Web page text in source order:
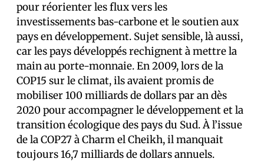
pour réorienter les flux vers les
investissements bas-carbone et le soutien aux
pays en développement. Sujet sensible, là aussi,
car les pays développés rechignent à mettre la
main au porte-monnaie. En 2009, lors de la
COP15 sur le climat, ils avaient promis de
mobiliser 100 milliards de dollars par an dès
2020 pour accompagner le développement et la
transition écologique des pays du Sud. À l’issue
de la COP27 à Charm el Cheikh, il manquait
toujours 16,7 milliards de dollars annuels.